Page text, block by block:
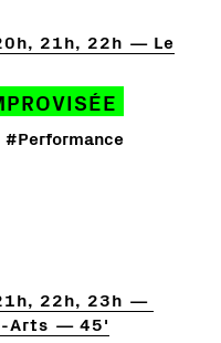
21h, 22h
Le
#Performance
22h, 23h
Arts
45'